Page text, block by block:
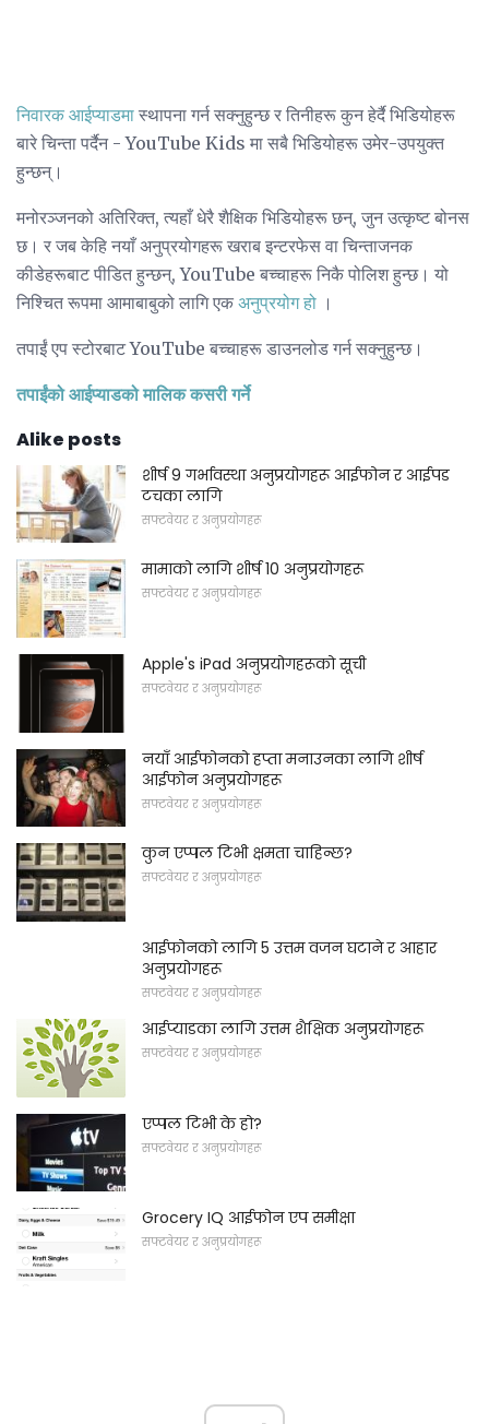
निवारक आईप्याडमा स्थापना गर्न सक्नुहुन्छ र तिनीहरू कुन हेर्दै भिडियोहरू
बारे चिन्ता पर्दैन - YouTube Kids मा सबै भिडियोहरू उमेर-उपयुक्त
हुन्छन्।
मनोरञ्जनको अतिरिक्त, त्यहाँ धेरै शैक्षिक भिडियोहरू छन्, जुन उत्कृष्ट बोनस
छ। र जब केहि नयाँ अनुप्रयोगहरू खराब इन्टरफेस वा चिन्ताजनक
कीडेहरूबाट पीडित हुन्छन्, YouTube बच्चाहरू निकै पोलिश हुन्छ। यो
निश्चित रूपमा आमाबाबुको लागि एक अनुप्रयोग हो ।
तपाईं एप स्टोरबाट YouTube बच्चाहरू डाउनलोड गर्न सक्नुहुन्छ।
तपाईंको आईप्याडको मालिक कसरी गर्ने
Alike posts
शीर्ष 9 गर्भावस्था अनुप्रयोगहरू आईफोन र आईपड
टचका लागि
सफ्टवेयर र अनुप्रयोगहरू
मामाको लागि शीर्ष 10 अनुप्रयोगहरू
सफ्टवेयर र अनुप्रयोगहरू
Apple's iPad अनुप्रयोगहरूको सूची
सफ्टवेयर र अनुप्रयोगहरू
नयाँ आईफोनको हप्ता मनाउनका लागि शीर्ष
आईफोन अनुप्रयोगहरू
सफ्टवेयर र अनुप्रयोगहरू
कुन एप्पल टिभी क्षमता चाहिन्छ?
सफ्टवेयर र अनुप्रयोगहरू
आईफोनको लागि 5 उत्तम वजन घटाने र आहार
अनुप्रयोगहरू
सफ्टवेयर र अनुप्रयोगहरू
आईप्याडका लागि उत्तम शैक्षिक अनुप्रयोगहरू
सफ्टवेयर र अनुप्रयोगहरू
एप्पल टिभी के हो?
सफ्टवेयर र अनुप्रयोगहरू
Grocery IQ आईफोन एप समीक्षा
सफ्टवेयर र अनुप्रयोगहरू